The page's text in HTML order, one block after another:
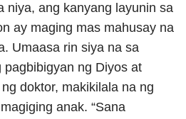
niya, ang kanyang layunin sa
ay maging mas mahusay na
Umaasa rin siya na sa
ng Diyos at
doktor, makikilala na ng
anak. “Sana